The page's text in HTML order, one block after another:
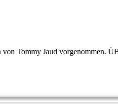
Tommy Jaud vorgenommen.